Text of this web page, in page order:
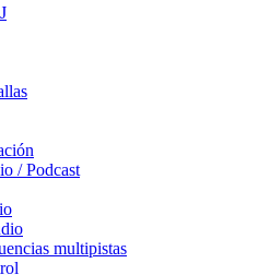
/ Podcast
multipistas